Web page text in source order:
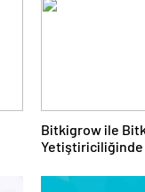
Bitkigrow ile
Yetiştiriciliğinde